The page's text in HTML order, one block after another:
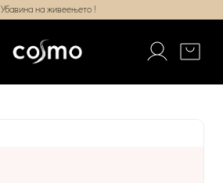
Убавина на живеењето !